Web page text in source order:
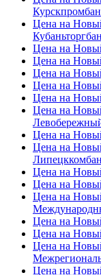
Цена на
Цена на
Цена на
Цена на
Цена на
Цена на
Цена на
Цена на
Цена на
Цена на
Цена на
Цена на
Цена на
Цена на
Цена на
Цена на